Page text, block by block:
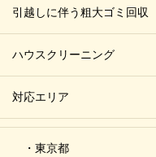
引越しに伴う粗大ゴミ回収
ハウスクリーニング
対応エリア
・東京都